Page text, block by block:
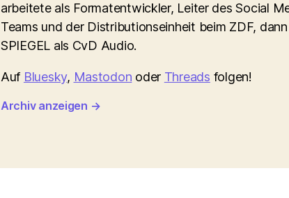
arbeitete als Formatentwickler, Leiter des Social
Teams und der Distributionseinheit beim ZDF,
SPIEGEL als CvD Audio.
Auf Bluesky, Mastodon oder Threads folgen!
Archiv anzeigen →